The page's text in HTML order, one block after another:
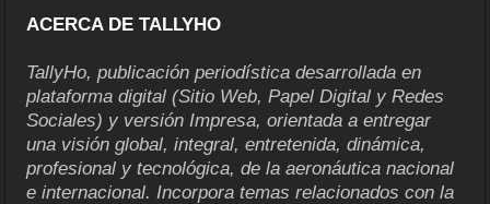
ACERCA DE TALLYHO
TallyHo, publicación periodística desarrollada en
plataforma digital (Sitio Web, Papel Digital y Redes
Sociales) y versión Impresa, orientada a entregar
una visión global, integral, entretenida, dinámica,
profesional y tecnológica, de la aeronáutica nacional
e internacional. Incorpora temas relacionados con la